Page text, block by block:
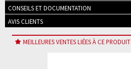
CONSEILS ET DOCUMENTATION
AVIS CLIENTS
MEILLEURES VENTES LIÉES À CE PRODUIT